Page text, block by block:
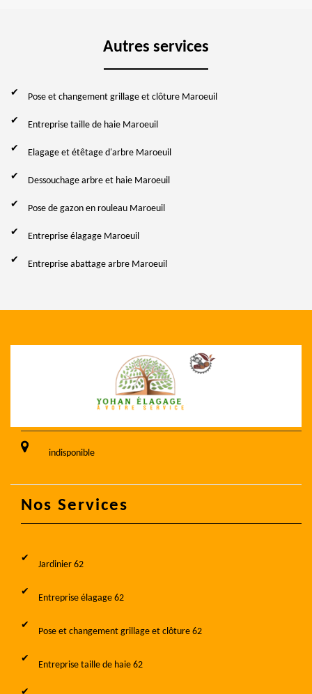
Autres services
Pose et changement grillage et clôture Maroeuil
Entreprise taille de haie Maroeuil
Elagage et étêtage d'arbre Maroeuil
Dessouchage arbre et haie Maroeuil
Pose de gazon en rouleau Maroeuil
Entreprise élagage Maroeuil
Entreprise abattage arbre Maroeuil
indisponible
Nos Services
Jardinier 62
Entreprise élagage 62
Pose et changement grillage et clôture 62
Entreprise taille de haie 62